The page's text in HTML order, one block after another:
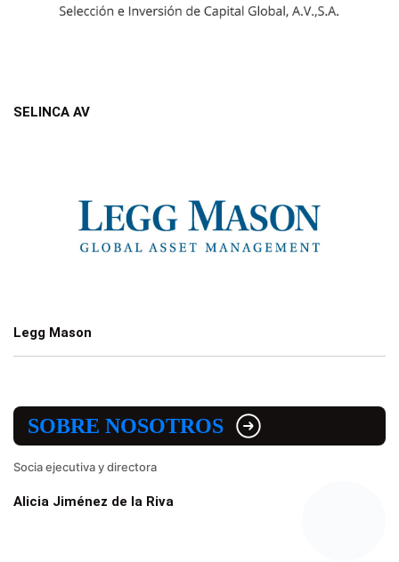
SELINCA AV
Legg Mason
SOBRE NOSOTROS
Socia ejecutiva y directora
Alicia Jiménez de la Riva